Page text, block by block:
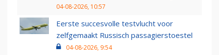
04-08-2026, 10:57
Eerste succesvolle testvlucht voor
zelfgemaakt Russisch passagierstoestel
04-08-2026, 9:54